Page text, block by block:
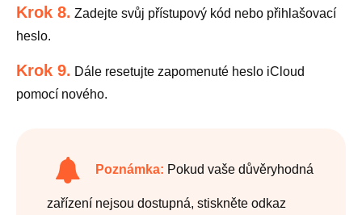
Krok 8. Zadejte svůj přístupový kód nebo přihlašovací
heslo.
Krok 9. Dále resetujte zapomenuté heslo iCloud
pomocí nového.
Poznámka: Pokud vaše důvěryhodná
zařízení nejsou dostupná, stiskněte odkaz